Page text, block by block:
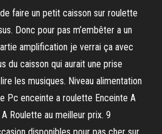
faire un petit caisson sur roulette
Donc pour pas m’embêter a un
amplification je verrai ça avec
du caisson qui aurait une prise
les musiques. Niveau alimentation
Pc enceinte a roulette Enceinte A
Roulette au meilleur prix. 9